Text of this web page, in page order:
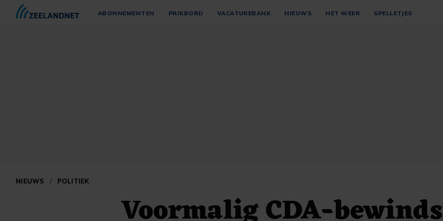
ABONNEMENTEN PRIKBORD VACATUREBANK NIEUWS HET WEER SPELLETJES
NIEUWS / POLITIEK